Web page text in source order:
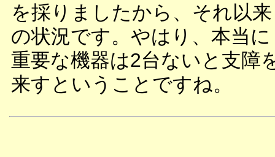
を採りましたから、それ以来
の状況です。やはり、本当に
重要な機器は2台ないと支障
来すということですね。